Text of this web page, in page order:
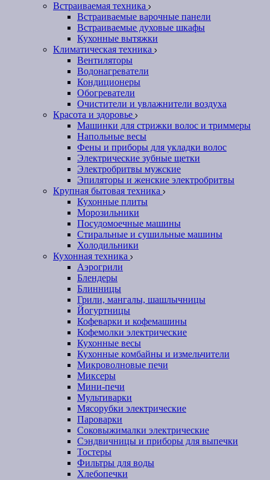
Встраиваемая техника
Встраиваемые варочные панели
Встраиваемые духовые шкафы
Кухонные вытяжки
Климатическая техника
Вентиляторы
Водонагреватели
Кондиционеры
Обогреватели
Очистители и увлажнители воздуха
Красота и здоровье
Машинки для стрижки волос и триммеры
Напольные весы
Фены и приборы для укладки волос
Электрические зубные щетки
Электробритвы мужские
Эпиляторы и женские электробритвы
Крупная бытовая техника
Кухонные плиты
Морозильники
Посудомоечные машины
Стиральные и сушильные машины
Холодильники
Кухонная техника
Аэрогрили
Блендеры
Блинницы
Грили, мангалы, шашлычницы
Йогуртницы
Кофеварки и кофемашины
Кофемолки электрические
Кухонные весы
Кухонные комбайны и измельчители
Микроволновые печи
Миксеры
Мини-печи
Мультиварки
Мясорубки электрические
Пароварки
Соковыжималки электрические
Сэндвичницы и приборы для выпечки
Тостеры
Фильтры для воды
Хлебопечки